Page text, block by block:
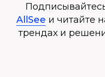
AllSee и читайте
трендах и